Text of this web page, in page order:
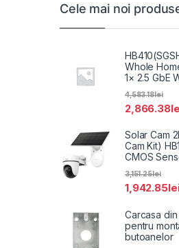
Cele mai noi
Whole
1× 2.5 GbE
2,866.38
4,583.18lei
Solar Cam
Cam Kit)
CMOS
1,942.85
3,151.25lei
Carcasa din
pentru
butoanelor